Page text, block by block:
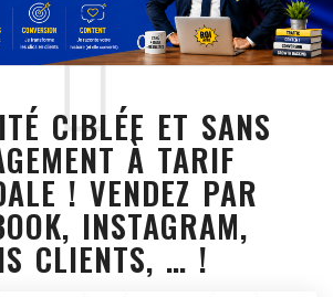
CIBLÉE ET SANS
À TARIF
! VENDEZ PAR
INSTAGRAM,
CLIENTS, … !